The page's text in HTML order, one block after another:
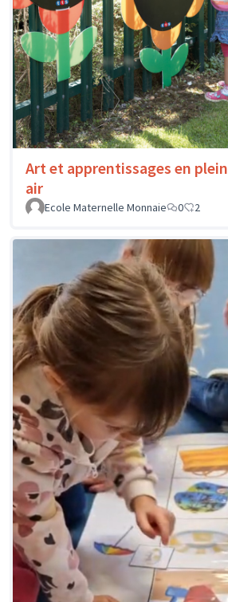
Art et apprentissages en plein
air
Ecole Maternelle Monnaie
0 2